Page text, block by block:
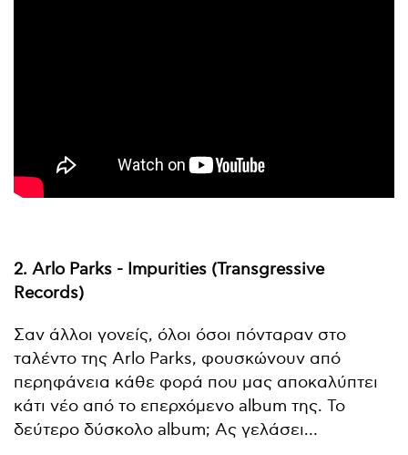
2. Arlo Parks - Impurities (Transgressive
Records)
Σαν άλλοι γονείς, όλοι όσοι πόνταραν στο
ταλέντο της Arlo Parks, φουσκώνουν από
περηφάνεια κάθε φορά που μας αποκαλύπτει
κάτι νέο από το επερχόμενο album της. Το
δεύτερο δύσκολο album; Ας γελάσει…